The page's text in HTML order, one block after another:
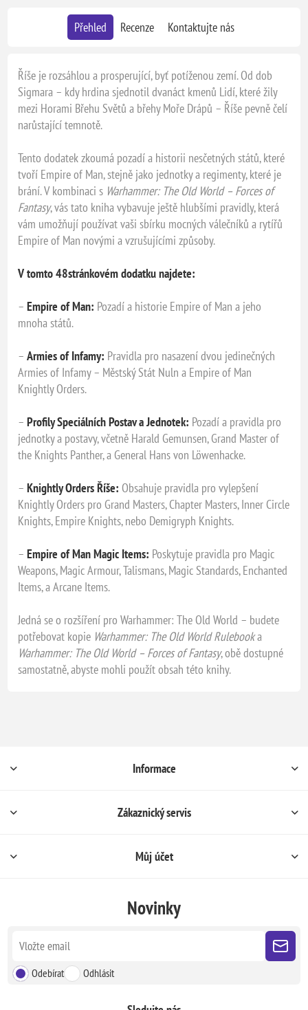
Přehled Recenze Kontaktujte nás
Říše je rozsáhlou a prosperující, byť potíženou zemí. Od dob
Sigmara – kdy hrdina sjednotil dvanáct kmenů Lidí, které žily
mezi Horami Břehu Světů a břehy Moře Drápů – Říše pevně čelí
narůstající temnotě.
Tento dodatek zkoumá pozadí a historii nesčetných států, které
tvoří Empire of Man, stejně jako jednotky a regimenty, které je
brání. V kombinaci s Warhammer: The Old World – Forces of
Fantasy, vás tato kniha vybavuje ještě hlubšími pravidly, která
vám umožňují používat vaši sbírku mocných válečníků a rytířů
Empire of Man novými a vzrušujícími způsoby.
V tomto 48stránkovém dodatku najdete:
–Empire of Man: Pozadí a historie Empire of Man a jeho
mnoha států.
–Armies of Infamy: Pravidla pro nasazení dvou jedinečných
Armies of Infamy – Městský Stát Nuln a Empire of Man
Knightly Orders.
–Profily Speciálních Postav a Jednotek: Pozadí a pravidla pro
jednotky a postavy, včetně Harald Gemunsen, Grand Master of
the Knights Panther, a General Hans von Löwenhacke.
–Knightly Orders Říše: Obsahuje pravidla pro vylepšení
Knightly Orders pro Grand Masters, Chapter Masters, Inner Circle
Knights, Empire Knights, nebo Demigryph Knights.
–Empire of Man Magic Items: Poskytuje pravidla pro Magic
Weapons, Magic Armour, Talismans, Magic Standards, Enchanted
Items, a Arcane Items.
Jedná se o rozšíření pro Warhammer: The Old World – budete
potřebovat kopie Warhammer: The Old World Rulebooka
Warhammer: The Old World – Forces of Fantasy, obě dostupné
samostatně, abyste mohli použít obsah této knihy.
Informace
Zákaznický servis
Můj účet
Novinky
Odebírat Odhlásit